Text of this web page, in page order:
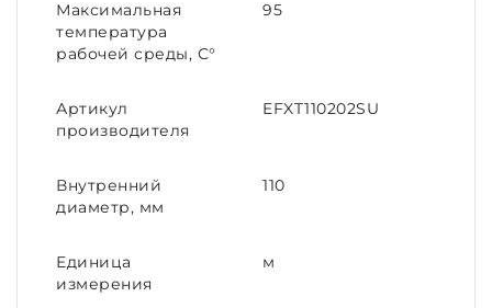
Максимальная
температура
рабочей среды, С°
95
Артикул
производителя
EFXT110202SU
Внутренний
диаметр, мм
110
Единица
измерения
м